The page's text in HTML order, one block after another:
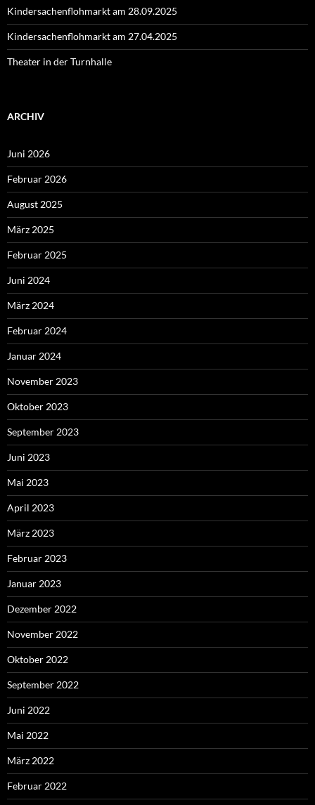
Kindersachenflohmarkt am 28.09.2025
Kindersachenflohmarkt am 27.04.2025
Theater in der Turnhalle
ARCHIV
Juni 2026
Februar 2026
August 2025
März 2025
Februar 2025
Juni 2024
März 2024
Februar 2024
Januar 2024
November 2023
Oktober 2023
September 2023
Juni 2023
Mai 2023
April 2023
März 2023
Februar 2023
Januar 2023
Dezember 2022
November 2022
Oktober 2022
September 2022
Juni 2022
Mai 2022
März 2022
Februar 2022